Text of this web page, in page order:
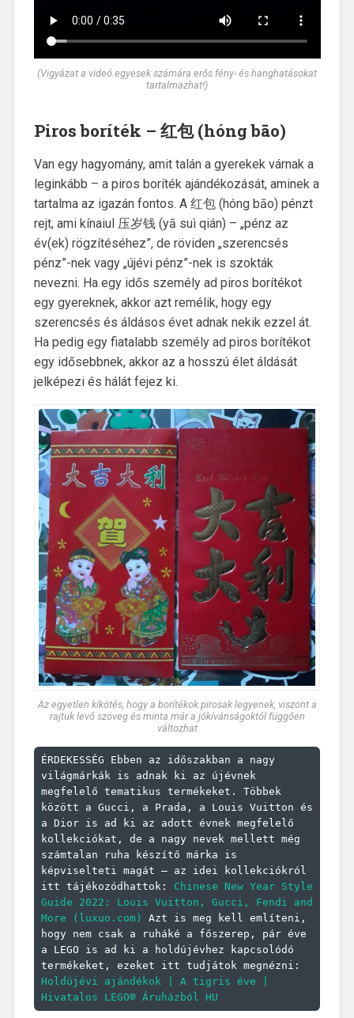
(Vigyázat a videó egyesek számára erős fény- és hanghatásokat
tartalmazhat!)
Piros boríték – 红包 (hóng bāo)
Van egy hagyomány, amit talán a gyerekek várnak a
leginkább – a piros boríték ajándékozását, aminek a
tartalma az igazán fontos. A 红包 (hóng bāo) pénzt
rejt, ami kínaiul 压岁钱 (yā suì qián) – „pénz az
év(ek) rögzítéséhez”, de röviden „szerencsés
pénz”-nek vagy „újévi pénz”-nek is szokták
nevezni. Ha egy idős személy ad piros borítékot
egy gyereknek, akkor azt remélik, hogy egy
szerencsés és áldásos évet adnak nekik ezzel át.
Ha pedig egy fiatalabb személy ad piros borítékot
egy idősebbnek, akkor az a hosszú élet áldását
jelképezi és hálát fejez ki.
Az egyetlen kikötés, hogy a borítékok pirosak legyenek, viszont a
rajtuk levő szöveg és minta már a jókívánságoktól függően
változhat
ÉRDEKESSÉG Ebben az időszakban a nagy
világmárkák is adnak ki az újévnek
megfelelő tematikus termékeket. Többek
között a Gucci, a Prada, a Louis Vuitton és
a Dior is ad ki az adott évnek megfelelő
kollekciókat, de a nagy nevek mellett még
számtalan ruha készítő márka is
képviselteti magát – az idei kollekciókról
itt tájékozódhattok: Chinese New Year Style
Guide 2022: Louis Vuitton, Gucci, Fendi and
More (luxuo.com)
Azt is meg kell említeni,
hogy nem csak a ruháké a főszerep, pár éve
a LEGO is ad ki a holdújévhez kapcsolódó
Holdújévi ajándékok | A tigris éve |
Hivatalos LEGO® Áruházból HU